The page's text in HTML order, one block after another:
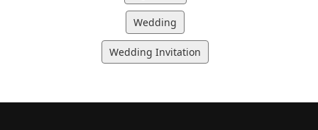
Wedding
Wedding Invitation